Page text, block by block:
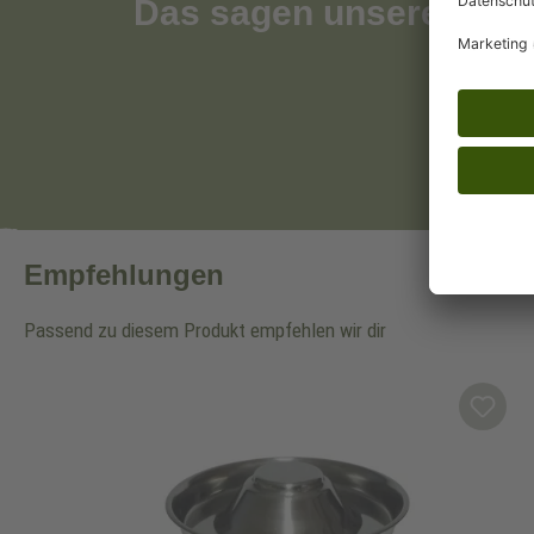
Das sagen unsere
Empfehlungen
Passend zu diesem Produkt empfehlen wir dir